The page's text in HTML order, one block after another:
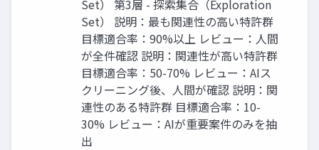
Set） 第3層 - 探索集合（Exploration
Set） 説明：最も関連性の高い特許群
目標適合率：90%以上 レビュー：人間
が全件確認 説明：関連性が高い特許群
目標適合率：50-70% レビュー：AIス
クリーニング後、人間が確認 説明：関
連性のある特許群 目標適合率：10-
30% レビュー：AIが重要案件のみを抽
出